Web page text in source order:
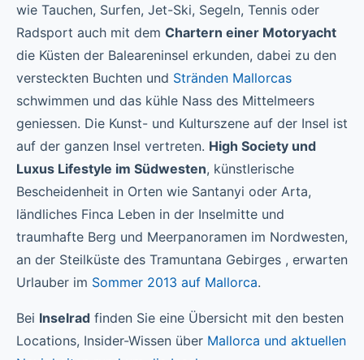
wie Tauchen, Surfen, Jet-Ski, Segeln, Tennis oder
Radsport auch mit dem Chartern einer Motoryacht
die Küsten der Baleareninsel erkunden, dabei zu den
versteckten Buchten und Stränden Mallorcas
schwimmen und das kühle Nass des Mittelmeers
geniessen. Die Kunst- und Kulturszene auf der Insel ist
auf der ganzen Insel vertreten. High Society und
Luxus Lifestyle im Südwesten, künstlerische
Bescheidenheit in Orten wie Santanyi oder Arta,
ländliches Finca Leben in der Inselmitte und
traumhafte Berg und Meerpanoramen im Nordwesten,
an der Steilküste des Tramuntana Gebirges , erwarten
Urlauber im Sommer 2013 auf Mallorca.
Bei Inselrad finden Sie eine Übersicht mit den besten
Locations, Insider-Wissen über Mallorca und aktuellen